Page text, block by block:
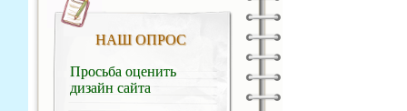
НАШ ОПРОС
Просьба оценить
дизайн сайта